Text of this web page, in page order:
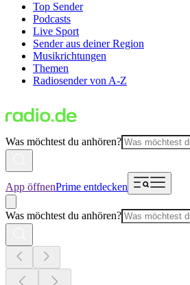
Top Sender
Podcasts
Live Sport
Sender aus deiner Region
Musikrichtungen
Themen
Radiosender von A-Z
Was möchtest du anhören?
App öffnenPrime entdecken
Was möchtest du anhören?